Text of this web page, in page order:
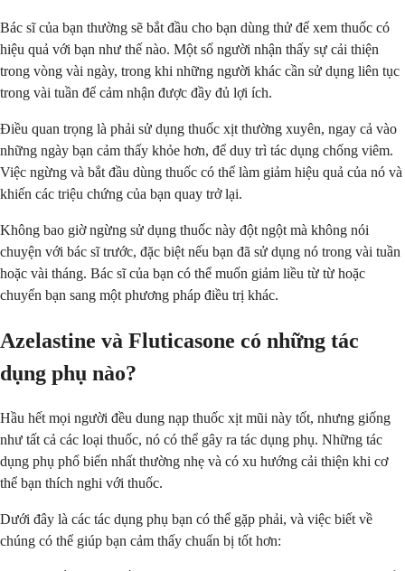
Bác sĩ của bạn thường sẽ bắt đầu cho bạn dùng thử để xem thuốc có
hiệu quả với bạn như thế nào. Một số người nhận thấy sự cải thiện
trong vòng vài ngày, trong khi những người khác cần sử dụng liên tục
trong vài tuần để cảm nhận được đầy đủ lợi ích.
Điều quan trọng là phải sử dụng thuốc xịt thường xuyên, ngay cả vào
những ngày bạn cảm thấy khỏe hơn, để duy trì tác dụng chống viêm.
Việc ngừng và bắt đầu dùng thuốc có thể làm giảm hiệu quả của nó và
khiến các triệu chứng của bạn quay trở lại.
Không bao giờ ngừng sử dụng thuốc này đột ngột mà không nói
chuyện với bác sĩ trước, đặc biệt nếu bạn đã sử dụng nó trong vài tuần
hoặc vài tháng. Bác sĩ của bạn có thể muốn giảm liều từ từ hoặc
chuyển bạn sang một phương pháp điều trị khác.
Azelastine và Fluticasone có những tác
dụng phụ nào?
Hầu hết mọi người đều dung nạp thuốc xịt mũi này tốt, nhưng giống
như tất cả các loại thuốc, nó có thể gây ra tác dụng phụ. Những tác
dụng phụ phổ biến nhất thường nhẹ và có xu hướng cải thiện khi cơ
thể bạn thích nghi với thuốc.
Dưới đây là các tác dụng phụ bạn có thể gặp phải, và việc biết về
chúng có thể giúp bạn cảm thấy chuẩn bị tốt hơn: